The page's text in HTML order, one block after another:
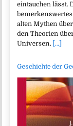
eintauchen lässt.
alten Mythen
den Theorien
Universen. [...]
Geschichte der